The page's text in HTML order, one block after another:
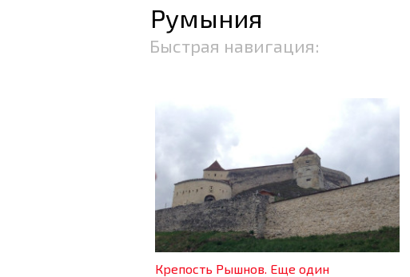
Румыния
Быстрая навигация:
Крепость Рышнов. Еще один